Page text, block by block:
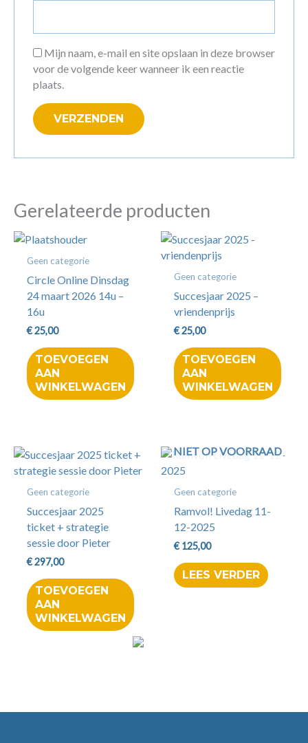
Mijn naam, e-mail en site opslaan in deze browser
voor de volgende keer wanneer ik een reactie
plaats.
Gerelateerde producten
Geen categorie
Circle Online Dinsdag
24 maart 2026 14u –
16u
€25,00
TOEVOEGEN
AAN
WINKELWAGEN
Geen categorie
Succesjaar 2025 –
vriendenprijs
€25,00
TOEVOEGEN
AAN
WINKELWAGEN
Geen categorie
Succesjaar 2025
ticket + strategie
sessie door Pieter
€297,00
TOEVOEGEN
AAN
WINKELWAGEN
NIET OP VOORRAAD
Geen categorie
Ramvol! Livedag 11-
12-2025
€125,00
LEES VERDER